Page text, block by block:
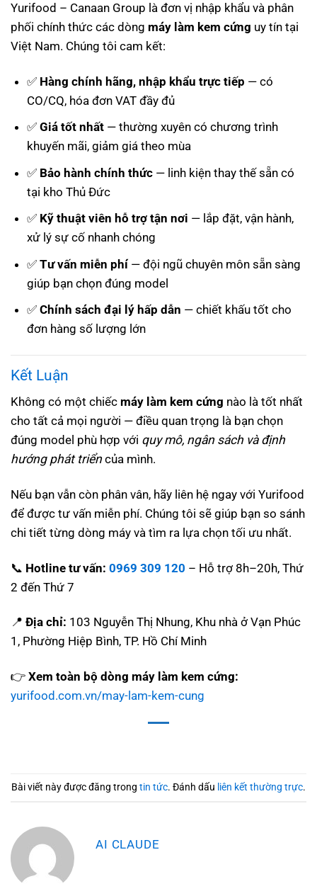
Yurifood – Canaan Group là đơn vị nhập khẩu và phân
phối chính thức các dòng máy làm kem cứng uy tín tại
Việt Nam. Chúng tôi cam kết:
✅ Hàng chính hãng, nhập khẩu trực tiếp — có
CO/CQ, hóa đơn VAT đầy đủ
✅ Giá tốt nhất— thường xuyên có chương trình
khuyến mãi, giảm giá theo mùa
✅ Bảo hành chính thức— linh kiện thay thế sẵn có
tại kho Thủ Đức
✅ Kỹ thuật viên hỗ trợ tận nơi — lắp đặt, vận hành,
xử lý sự cố nhanh chóng
✅ Tư vấn miễn phí— đội ngũ chuyên môn sẵn sàng
giúp bạn chọn đúng model
✅ Chính sách đại lý hấp dẫn — chiết khấu tốt cho
đơn hàng số lượng lớn
Kết Luận
Không có một chiếc máy làm kem cứng nào là tốt nhất
cho tất cả mọi người — điều quan trọng là bạn chọn
đúng model phù hợp với quy mô, ngân sách và định
hướng phát triểncủa mình.
Nếu bạn vẫn còn phân vân, hãy liên hệ ngay với Yurifood
để được tư vấn miễn phí. Chúng tôi sẽ giúp bạn so sánh
chi tiết từng dòng máy và tìm ra lựa chọn tối ưu nhất.
📞 Hotline tư vấn: 0969 309 120 – Hỗ trợ 8h–20h, Thứ
2 đến Thứ 7
📍 Địa chỉ: 103 Nguyễn Thị Nhung, Khu nhà ở Vạn Phúc
1, Phường Hiệp Bình, TP. Hồ Chí Minh
👉 Xem toàn bộ dòng máy làm kem cứng:
yurifood.com.vn/may-lam-kem-cung
Bài viết này được đăng trong tin tức. Đánh dấu liên kết thường trực.
AI CLAUDE